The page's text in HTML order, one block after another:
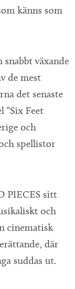
känns som
växande
de mest
det senaste
“Six Feet
och
spellistor
PIECES sitt
och
cinematisk
där
suddas ut.